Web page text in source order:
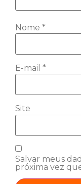
Nome *
E-mail *
Site
Salvar meus
próxima vez